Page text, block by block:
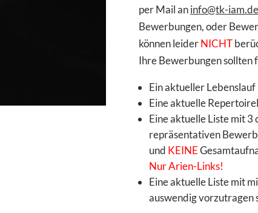
per Mail aninfo@tk-
Bewerbungen, oder
können leiderNICHT
Ihre Bewerbungen sollten
Ein aktueller Lebenslauf
Eine aktuelle
Eine aktuelle Liste mit
repräsentativen
und KEINE
Nur Arien-Links!
Eine aktuelle Liste mit
auswendig vorzutragen